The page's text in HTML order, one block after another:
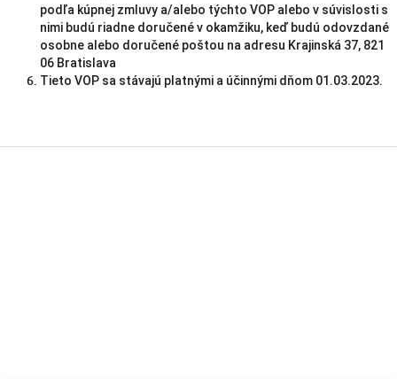
podľa kúpnej zmluvy a/alebo týchto VOP alebo v súvislosti s
nimi budú riadne doručené v okamžiku, keď budú odovzdané
osobne alebo doručené poštou na adresu Krajinská 37, 821
06 Bratislava
Tieto VOP sa stávajú platnými a účinnými dňom 01.03.2023.